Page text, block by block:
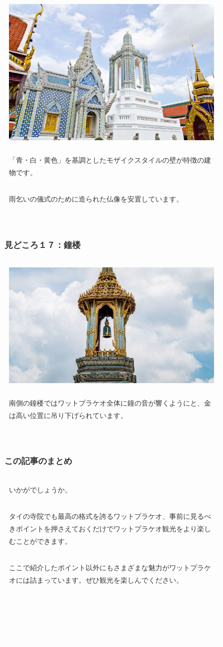
「青・白・黄色」を基調としたモザイクスタイルの壁が特徴の建
物です。
雨乞いの儀式のために造られた仏像を安置しています。
見どころ１７：鐘楼
南側の鐘楼ではワットプラケオ全体に鐘の音が響くようにと、金
は高い位置に吊り下げられています。
この記事のまとめ
いかがでしょうか。
タイの寺院でも最高の格式を誇るワットプラケオ、事前に見るべ
きポイントを押さえておくだけでワットプラケオ観光をより楽し
むことができます。
ここで紹介したポイント以外にもさまざまな魅力がワットプラケ
オには詰まっています。ぜひ観光を楽しんでください。